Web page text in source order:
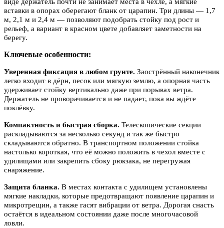
виде держатель почти не занимает места в чехле, а мягкие
вставки в опорах оберегают бланк от царапин. Три длины — 1,7
м, 2,1 м и 2,4 м — позволяют подобрать стойку под рост и
рельеф, а вариант в красном цвете добавляет заметности на
берегу.
Ключевые особенности:
Уверенная фиксация в любом грунте. Заострённый наконечник
легко входит в дёрн, песок или мягкую землю, а опорная часть
удерживает стойку вертикально даже при порывах ветра.
Держатель не проворачивается и не падает, пока вы ждёте
поклёвку.
Компактность и быстрая сборка. Телескопические секции
раскладываются за несколько секунд и так же быстро
складываются обратно. В транспортном положении стойка
настолько короткая, что её можно положить в чехол вместе с
удилищами или закрепить сбоку рюкзака, не перегружая
снаряжение.
Защита бланка. В местах контакта с удилищем установлены
мягкие накладки, которые предотвращают появление царапин и
микротрещин, а также гасят вибрации от ветра. Дорогая снасть
остаётся в идеальном состоянии даже после многочасовой
ловли.